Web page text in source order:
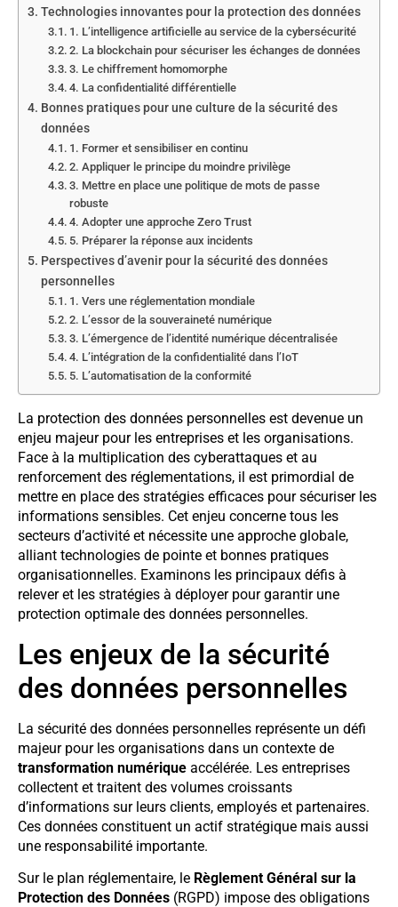
Technologies innovantes pour la protection des données
1. L’intelligence artificielle au service de la cybersécurité
2. La blockchain pour sécuriser les échanges de données
3. Le chiffrement homomorphe
4. La confidentialité différentielle
Bonnes pratiques pour une culture de la sécurité des
données
1. Former et sensibiliser en continu
2. Appliquer le principe du moindre privilège
3. Mettre en place une politique de mots de passe
robuste
4. Adopter une approche Zero Trust
5. Préparer la réponse aux incidents
Perspectives d’avenir pour la sécurité des données
personnelles
1. Vers une réglementation mondiale
2. L’essor de la souveraineté numérique
3. L’émergence de l’identité numérique décentralisée
4. L’intégration de la confidentialité dans l’IoT
5. L’automatisation de la conformité
La protection des données personnelles est devenue un
enjeu majeur pour les entreprises et les organisations.
Face à la multiplication des cyberattaques et au
renforcement des réglementations, il est primordial de
mettre en place des stratégies efficaces pour sécuriser les
informations sensibles. Cet enjeu concerne tous les
secteurs d’activité et nécessite une approche globale,
alliant technologies de pointe et bonnes pratiques
organisationnelles. Examinons les principaux défis à
relever et les stratégies à déployer pour garantir une
protection optimale des données personnelles.
Les enjeux de la sécurité
des données personnelles
La sécurité des données personnelles représente un défi
majeur pour les organisations dans un contexte de
transformation numérique accélérée. Les entreprises
collectent et traitent des volumes croissants
d’informations sur leurs clients, employés et partenaires.
Ces données constituent un actif stratégique mais aussi
une responsabilité importante.
Sur le plan réglementaire, le Règlement Général sur la
Protection des Données (RGPD) impose des obligations